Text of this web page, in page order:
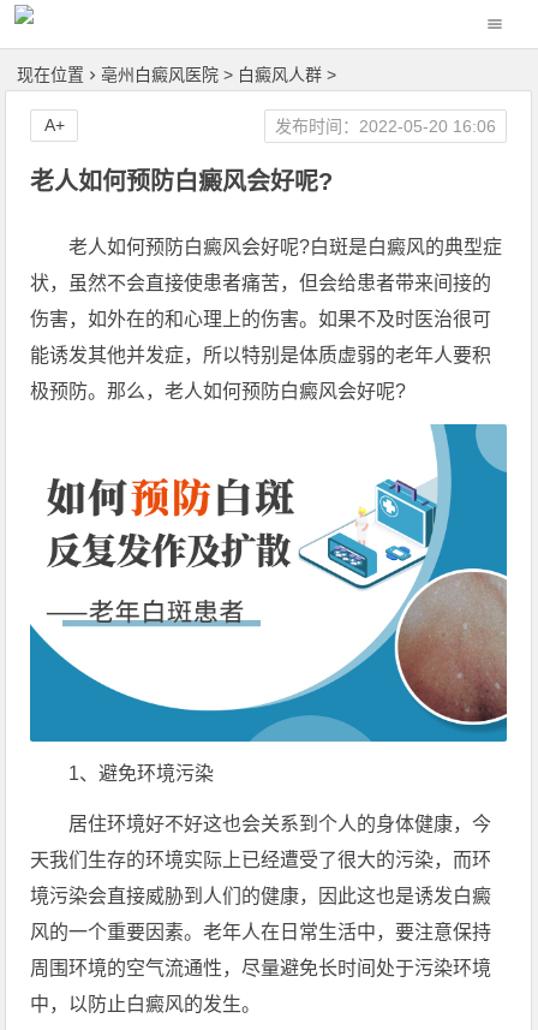
现在位置 亳州白癜风医院 > 白癜风人群 >
老人如何预防白癜风会好呢?
发布时间：2022-05-20 16:06
A+
老人如何预防白癜风会好呢?白斑是白癜风的典型症
状，虽然不会直接使患者痛苦，但会给患者带来间接的
伤害，如外在的和心理上的伤害。如果不及时医治很可
能诱发其他并发症，所以特别是体质虚弱的老年人要积
极预防。那么，老人如何预防白癜风会好呢?
1、避免环境污染
居住环境好不好这也会关系到个人的身体健康，今
天我们生存的环境实际上已经遭受了很大的污染，而环
境污染会直接威胁到人们的健康，因此这也是诱发白癜
风的一个重要因素。老年人在日常生活中，要注意保持
周围环境的空气流通性，尽量避免长时间处于污染环境
中，以防止白癜风的发生。